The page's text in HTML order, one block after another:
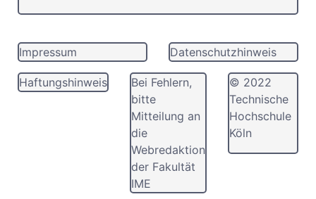
Impressum Datenschutzhinweis
Haftungshinweis
Bei Fehlern,
bitte
Mitteilung an
die
Webredaktion
der Fakultät
IME
© 2022
Technische
Hochschule
Köln